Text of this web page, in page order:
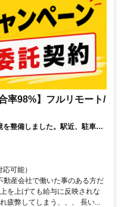
率98%】フルリモート/
整備しました。駅近、駐車ス
可能）
動産会社で働いた事のある方だ
を上げても給与に反映されな
疲弊してしまう、、、 長い...